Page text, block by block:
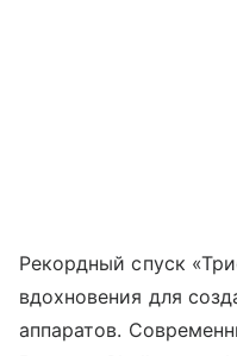
Рекордный спуск
вдохновения для
аппаратов.